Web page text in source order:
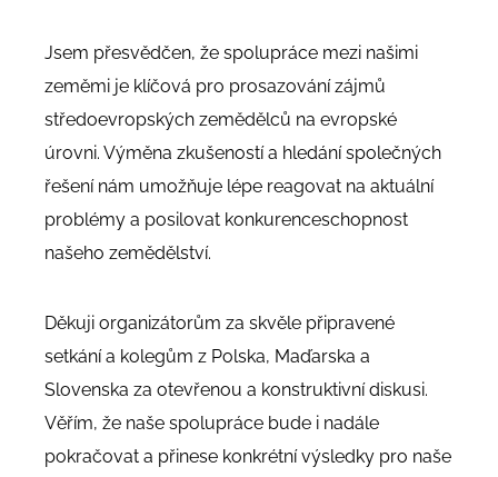
Jsem přesvědčen, že spolupráce mezi našimi
zeměmi je klíčová pro prosazování zájmů
středoevropských zemědělců na evropské
úrovni. Výměna zkušeností a hledání společných
řešení nám umožňuje lépe reagovat na aktuální
problémy a posilovat konkurenceschopnost
našeho zemědělství.
Děkuji organizátorům za skvěle připravené
setkání a kolegům z Polska, Maďarska a
Slovenska za otevřenou a konstruktivní diskusi.
Věřím, že naše spolupráce bude i nadále
pokračovat a přinese konkrétní výsledky pro naše